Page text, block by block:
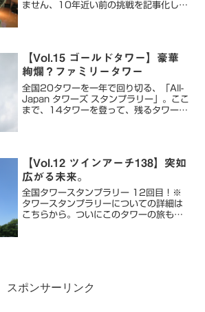
ません、10年近い前の挑戦を記事化して
【Vol.15 ゴールドタワー】豪華
絢爛？ファミリータワー
全国20タワーを一年で回り切る、「All-
Japan タワーズ スタンプラリー」。ここ
まで、14タワーを登って、残るタワーは
【Vol.12 ツインアーチ138】突如
広がる未来。
全国タワースタンプラリー 12回目！※
タワースタンプラリーについての詳細は
こちらから。ついにこのタワーの旅も、
スポンサーリンク